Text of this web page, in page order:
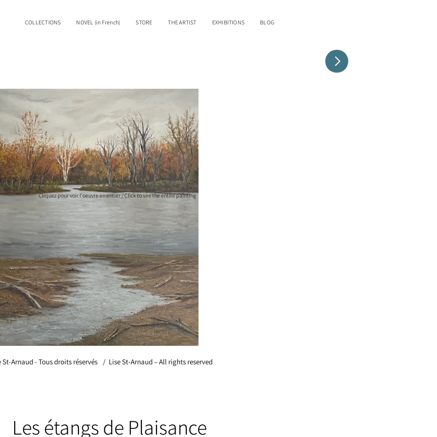
COLLECTIONS NOVEL (in French) STORE THE ARTIST EXHIBITIONS BLOG
Cliquez pour voir l'oeuvre en entier / Click to see the entire painting
St-Arnaud - Tous droits réservés Lise St-Arnaud – All rights reserved
/
Les étangs de Plaisance